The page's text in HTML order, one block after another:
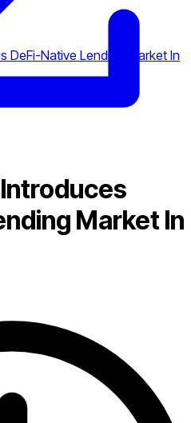
DeFi-Native Lending Market In
Market In